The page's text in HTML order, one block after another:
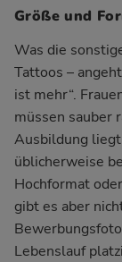
Größe und
Was die
Tattoos –
ist mehr“.
müssen sauber
Ausbildung
üblicherweise
Hochformat
gibt es aber
Lebenslauf